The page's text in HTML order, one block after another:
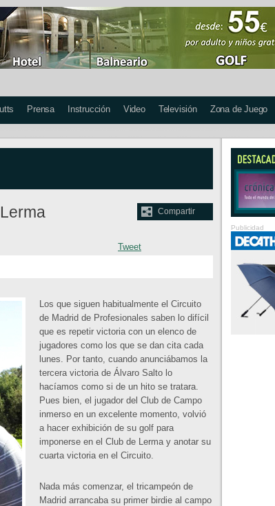
Prensa Instrucción Video Televisión Zona de Juego
Compartir
Tweet
Los que siguen habitualmente el Circuito
de Madrid de Profesionales saben lo difícil
que es repetir victoria con un elenco de
jugadores como los que se dan cita cada
lunes. Por tanto, cuando anunciábamos la
tercera victoria de Álvaro Salto lo
hacíamos como si de un hito se tratara.
Pues bien, el jugador del Club de Campo
inmerso en un excelente momento, volvió
a hacer exhibición de su golf para
imponerse en el Club de Lerma y anotar su
cuarta victoria en el Circuito.
Nada más comenzar, el tricampeón de
Madrid arrancaba su primer birdie al campo
Publicidad